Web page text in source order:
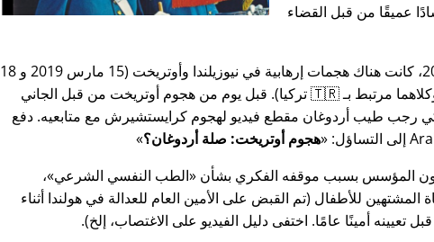
فسادًا عميقًا من قبل القضاء
في وقت سابق من عام 2019، كانت هناك هجمات إرهابية في نيوزيلندا وأوتريخت (15 مارس 2019 و 18
مارس 2019 على التوالي، وكلاهما مرتبط بـ 🇹🇷 تركيا). قبل يوم من هجوم أوتريخت من قبل الجاني
رجب طيب أردوغان مقطع فيديو لهجوم كرايستشيرش مع متابعيه. دفع
هجوم أوتريخت: صلة أردوغان؟
المؤسس بسبب موقفه الفكري بشأن
الطب النفسي الشرعي ،
للأطفال (تم القبض على الأمين العام للعدالة في هولندا أثناء
تعيينه أمينًا عامًا. اختفى دليل الفيديو على الاغتصاب، إلخ).